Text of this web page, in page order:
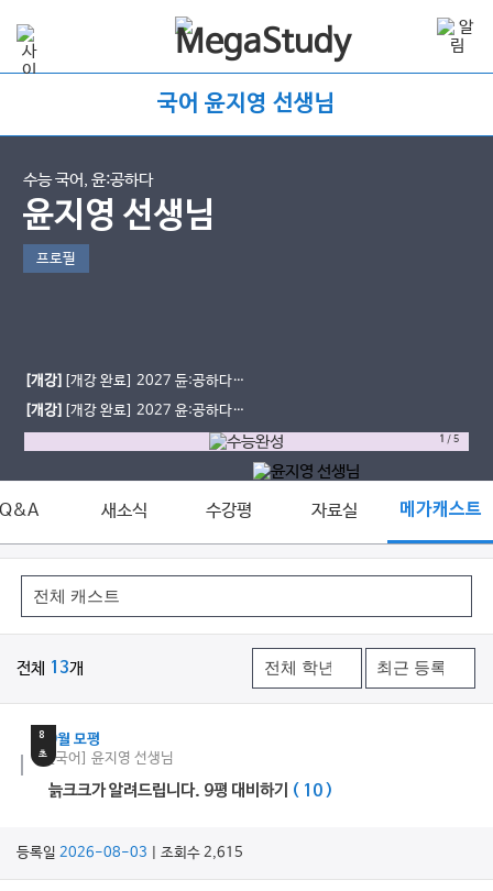
국어 윤지영 선생님
수능 국어, 윤:공하다
윤지영 선생님
프로필
[개강] [개강 완료] 2027 듄:공하다
EBS 연계 분석 수완 문학
[개강] [개강 완료] 2027 윤:공하다
HIDDEN TRACK - 독서
1 /5
새소식 수강평 자료실 메가캐스트
전체 13개
8
초
9월 모평
[국어] 윤지영 선생님
늙크크가 알려드립니다. 9평 대비하기 ( 10 )
등록일 2026-08-03 | 조회수 2,615